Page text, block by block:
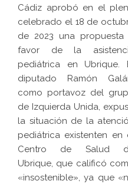
Cádiz aprobó en el
celebrado el 18 de
de 2023 una propuesta
favor de la
pediátrica en Ubrique.
diputado Ramón
como portavoz del
de Izquierda Unida,
la situación de la
pediátrica existenten en
Centro de Salud
Ubrique, que calificó
«insostenible», ya que